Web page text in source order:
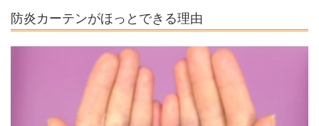
防炎カーテンがほっとできる理由